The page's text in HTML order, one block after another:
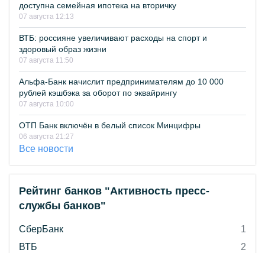
доступна семейная ипотека на вторичку
07 августа 12:13
ВТБ: россияне увеличивают расходы на спорт и
здоровый образ жизни
07 августа 11:50
Альфа-Банк начислит предпринимателям до 10 000
рублей кэшбэка за оборот по эквайрингу
07 августа 10:00
ОТП Банк включён в белый список Минцифры
06 августа 21:27
Все новости
Рейтинг банков "Активность пресс-
службы банков"
СберБанк
1
ВТБ
2